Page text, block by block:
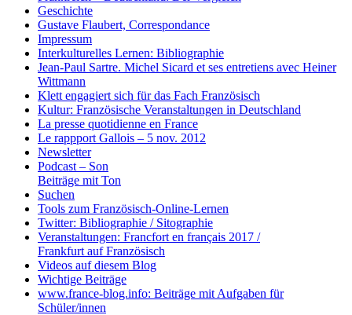
Geschichte
Gustave Flaubert, Correspondance
Impressum
Interkulturelles Lernen: Bibliographie
Jean-Paul Sartre. Michel Sicard et ses entretiens avec Heiner
Wittmann
Klett engagiert sich für das Fach Französisch
Kultur: Französische Veranstaltungen in Deutschland
La presse quotidienne en France
Le rappport Gallois – 5 nov. 2012
Newsletter
Podcast – Son
Beiträge mit Ton
Suchen
Tools zum Französisch-Online-Lernen
Twitter: Bibliographie / Sitographie
Veranstaltungen: Francfort en français 2017 /
Frankfurt auf Französisch
Videos auf diesem Blog
Wichtige Beiträge
www.france-blog.info: Beiträge mit Aufgaben für
Schüler/innen